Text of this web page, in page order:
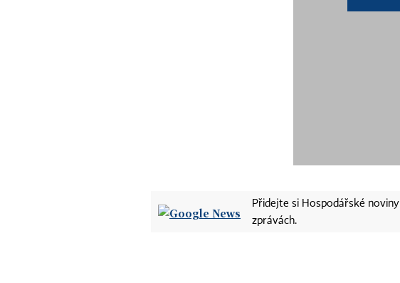
Přidejte si Hospodářské noviny
zprávách.